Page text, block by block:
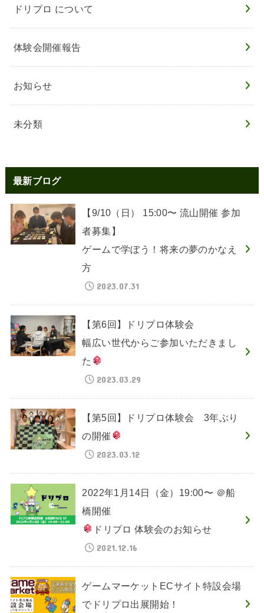
ドリプロ について
体験会開催報告
お知らせ
未分類
最新ブログ
【9/10（日） 15:00〜 流山開催 参加
者募集】
ゲームで学ぼう！将来の夢のかなえ
方
2023.07.31
【第6回】ドリプロ体験会
幅広い世代からご参加いただきまし
た
2023.03.29
【第5回】ドリプロ体験会 3年ぶり
の開催
2023.03.12
2022年1月14日（金）19:00〜 ＠船
橋開催
ドリプロ 体験会のお知らせ
2021.12.16
ゲームマーケットECサイト特設会場
でドリプロ出展開始！